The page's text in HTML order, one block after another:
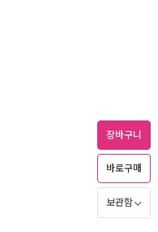
장바구니
바로구매
보관함